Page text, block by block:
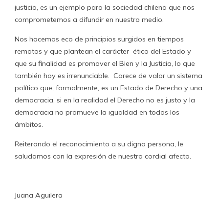
justicia, es un ejemplo para la sociedad chilena que nos
comprometemos a difundir en nuestro medio.
Nos hacemos eco de principios surgidos en tiempos
remotos y que plantean el carácter ético del Estado y
que su finalidad es promover el Bien y la Justicia, lo que
también hoy es irrenunciable. Carece de valor un sistema
político que, formalmente, es un Estado de Derecho y una
democracia, si en la realidad el Derecho no es justo y la
democracia no promueve la igualdad en todos los
ámbitos.
Reiterando el reconocimiento a su digna persona, le
saludamos con la expresión de nuestro cordial afecto.
Juana Aguilera